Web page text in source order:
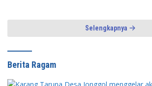
Selengkapnya
Berita Ragam